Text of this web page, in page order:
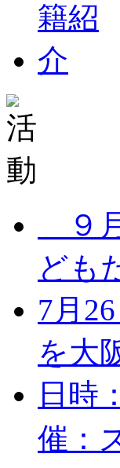
９
ども
7月
を大
日時
催：